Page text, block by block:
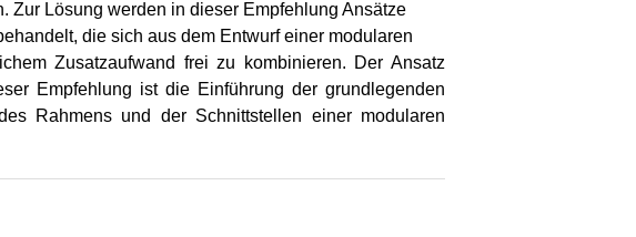
Zur Lösung werden in dieser Empfehlung Ansätze
die sich aus dem Entwurf einer modularen
Zusatzaufwand frei zu kombinieren. Der Ansatz
Empfehlung ist die Einführung der grundlegenden
Rahmens und der Schnittstellen einer modularen